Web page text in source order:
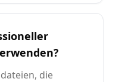
die